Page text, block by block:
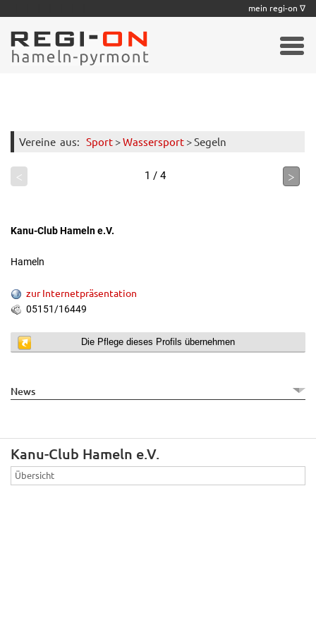
Vereine aus: Sport >Wassersport > Segeln
< 1 / 4 >
Kanu-Club Hameln e.V.
Hameln
zur Internetpräsentation
05151/16449
Die Pflege dieses Profils übernehmen
News
Kanu-Club Hameln e.V.
Übersicht
mein regi-on ∇